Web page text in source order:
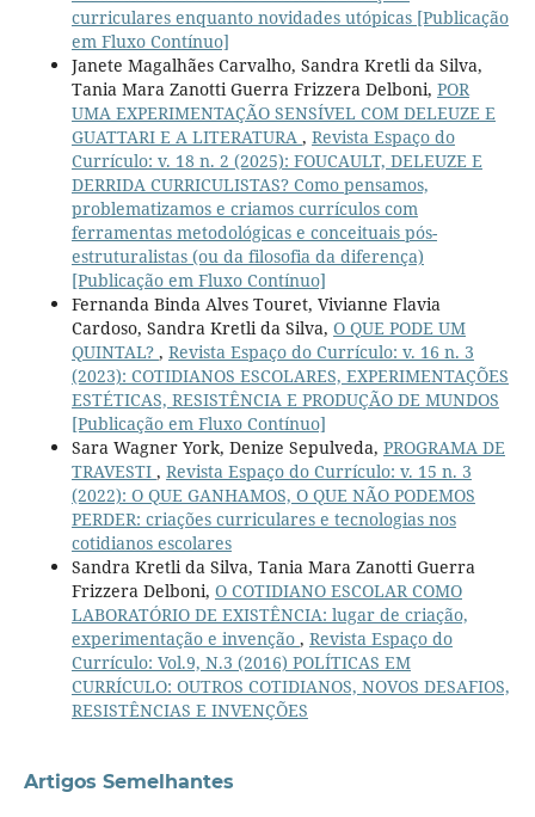
curriculares enquanto novidades utópicas [Publicação
em Fluxo Contínuo]
Janete Magalhães Carvalho, Sandra Kretli da Silva,
Tania Mara Zanotti Guerra Frizzera Delboni, POR
UMA EXPERIMENTAÇÃO SENSÍVEL COM DELEUZE E
GUATTARI E A LITERATURA , Revista Espaço do
Currículo: v. 18 n. 2 (2025): FOUCAULT, DELEUZE E
DERRIDA CURRICULISTAS? Como pensamos,
problematizamos e criamos currículos com
ferramentas metodológicas e conceituais pós-
estruturalistas (ou da filosofia da diferença)
[Publicação em Fluxo Contínuo]
Fernanda Binda Alves Touret, Vivianne Flavia
Cardoso, Sandra Kretli da Silva, O QUE PODE UM
QUINTAL? , Revista Espaço do Currículo: v. 16 n. 3
(2023): COTIDIANOS ESCOLARES, EXPERIMENTAÇÕES
ESTÉTICAS, RESISTÊNCIA E PRODUÇÃO DE MUNDOS
[Publicação em Fluxo Contínuo]
Sara Wagner York, Denize Sepulveda, PROGRAMA DE
TRAVESTI , Revista Espaço do Currículo: v. 15 n. 3
(2022): O QUE GANHAMOS, O QUE NÃO PODEMOS
PERDER: criações curriculares e tecnologias nos
cotidianos escolares
Sandra Kretli da Silva, Tania Mara Zanotti Guerra
Frizzera Delboni, O COTIDIANO ESCOLAR COMO
LABORATÓRIO DE EXISTÊNCIA: lugar de criação,
experimentação e invenção , Revista Espaço do
Currículo: Vol.9, N.3 (2016) POLÍTICAS EM
CURRÍCULO: OUTROS COTIDIANOS, NOVOS DESAFIOS,
RESISTÊNCIAS E INVENÇÕES
Artigos Semelhantes